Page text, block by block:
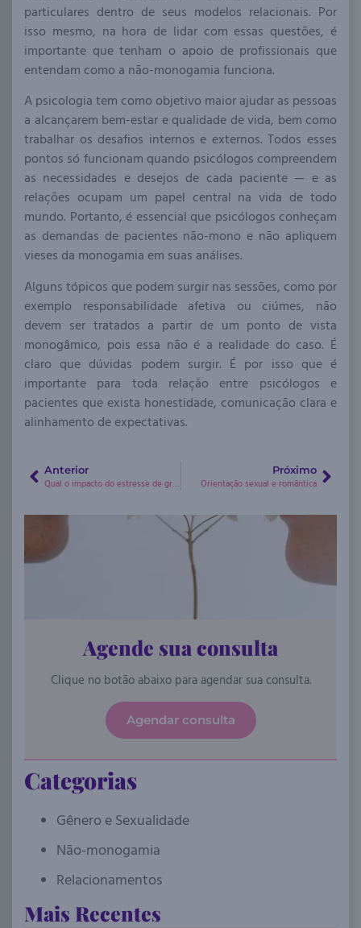
particulares dentro de seus modelos relacionais. Por
isso mesmo, na hora de lidar com essas questões, é
importante que tenham o apoio de profissionais que
entendam como a não-monogamia funciona.
A psicologia tem como objetivo maior ajudar as pessoas
a alcançarem bem-estar e qualidade de vida, bem como
trabalhar os desafios internos e externos. Todos esses
pontos só funcionam quando psicólogos compreendem
as necessidades e desejos de cada paciente — e as
relações ocupam um papel central na vida de todo
mundo. Portanto, é essencial que psicólogos conheçam
as demandas de pacientes não-mono e não apliquem
vieses da monogamia em suas análises.
Alguns tópicos que podem surgir nas sessões, como por
exemplo responsabilidade afetiva ou ciúmes, não
devem ser tratados a partir de um ponto de vista
monogâmico, pois essa não é a realidade do caso. É
claro que dúvidas podem surgir. É por isso que é
importante para toda relação entre psicólogos e
pacientes que exista honestidade, comunicação clara e
alinhamento de expectativas.
Anterior
Qual o impacto do estresse de grupos subrepresentados na saúde do seu relacionamento?
Próximo
Orientação sexual e romântica
Agende sua consulta
Clique no botão abaixo para agendar sua consulta.
Agendar consulta
Categorias
Gênero e Sexualidade
Não-monogamia
Relacionamentos
Mais Recentes